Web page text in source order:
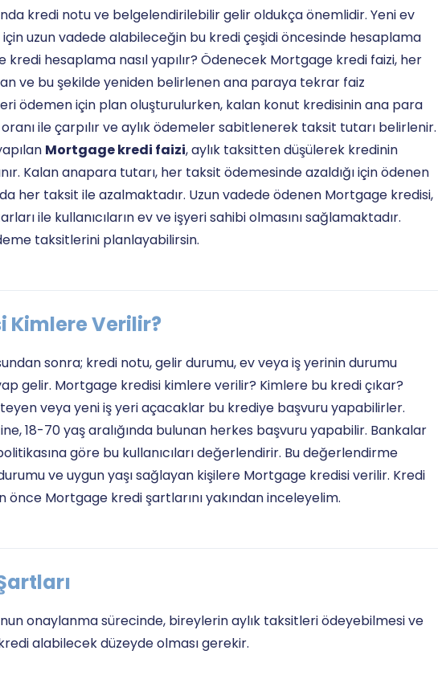
kredi notu ve belgelendirilebilir gelir oldukça önemlidir. Yeni ev
uzun vadede alabileceğin bu kredi çeşidi öncesinde hesaplama
kredi hesaplama nasıl yapılır? Ödenecek Mortgage kredi faizi, her
ve bu şekilde yeniden belirlenen ana paraya tekrar faiz
ödemen için plan oluşturulurken, kalan konut kredisinin ana para
ile çarpılır ve aylık ödemeler sabitlenerek taksit tutarı belirlenir.
Mortgage kredi faizi, aylık taksitten düşülerek kredinin
Kalan anapara tutarı, her taksit ödemesinde azaldığı için ödenen
her taksit ile azalmaktadır. Uzun vadede ödenen Mortgage kredisi,
ile kullanıcıların ev ve işyeri sahibi olmasını sağlamaktadır.
taksitlerini planlayabilirsin.
Kimlere Verilir?
sonra; kredi notu, gelir durumu, ev veya iş yerinin durumu
gelir. Mortgage kredisi kimlere verilir? Kimlere bu kredi çıkar?
veya yeni iş yeri açacaklar bu krediye başvuru yapabilirler.
18-70 yaş aralığında bulunan herkes başvuru yapabilir. Bankalar
göre bu kullanıcıları değerlendirir. Bu değerlendirme
ve uygun yaşı sağlayan kişilere Mortgage kredisi verilir. Kredi
önce Mortgage kredi şartlarını yakından inceleyelim.
onaylanma sürecinde, bireylerin aylık taksitleri ödeyebilmesi ve
alabilecek düzeyde olması gerekir.